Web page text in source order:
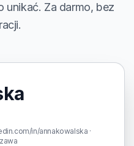
unikać. Za darmo, bez
in/annakowalska ·